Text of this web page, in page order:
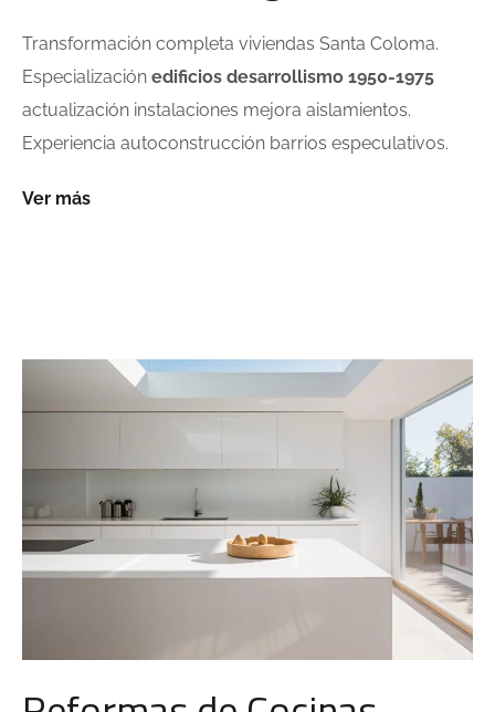
Transformación completa viviendas Santa Coloma.
Especialización edificios desarrollismo 1950-1975
actualización instalaciones mejora aislamientos.
Experiencia autoconstrucción barrios especulativos.
Ver más